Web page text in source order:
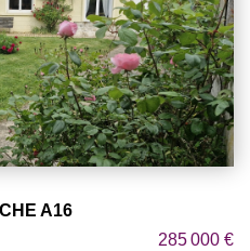
A16
285 000 €